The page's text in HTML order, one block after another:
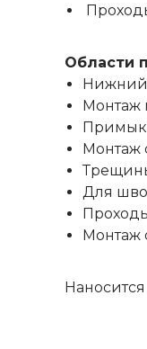
Области
Нижний
Монтаж
Монтаж
Для
Монтаж